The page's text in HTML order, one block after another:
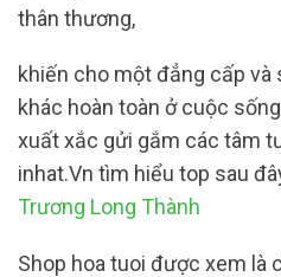
thân thương,
khiến cho một đẳng cấp và
khác hoàn toàn ở cuộc
xuất xắc gửi gắm các tâm
inhat.Vn tìm hiểu top sau
Trương Long Thành
Shop hoa tuoi được xem là